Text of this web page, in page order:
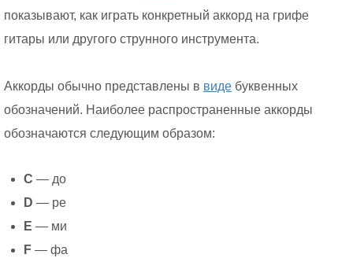
показывают, как играть конкретный аккорд на грифе
гитары или другого струнного инструмента.
Аккорды обычно представлены в виде буквенных
обозначений. Наиболее распространенные аккорды
обозначаются следующим образом:
C — до
D — ре
E — ми
F — фа